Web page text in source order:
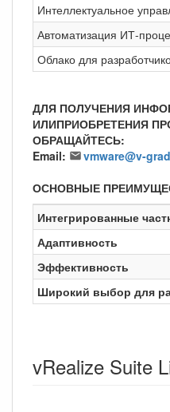
Интеллектуальное
Автоматизация ИТ-
Облако для
ДЛЯ ПОЛУЧЕНИЯ
ИЛИПРИОБРЕТЕНИЯ
ОБРАЩАЙТЕСЬ:
Email:
vmware@v-
ОСНОВНЫЕ
Интегрированные
Адаптивность
Эффективность
Широкий выбор для
vRealize Suite